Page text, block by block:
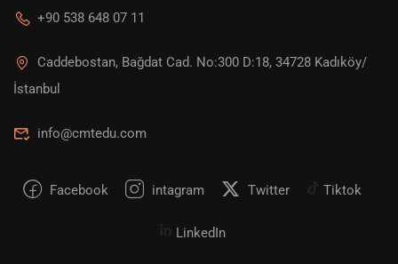
+90 538 648 07 11
Caddebostan, Bağdat Cad. No:300 D:18, 34728 Kadıköy/
İstanbul
info@cmtedu.com
Facebook intagram Twitter Tiktok
LinkedIn